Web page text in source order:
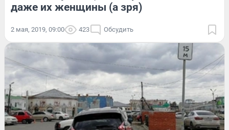
даже их женщины (а зря)
2 мая, 2019, 09:00 423 Обсудить